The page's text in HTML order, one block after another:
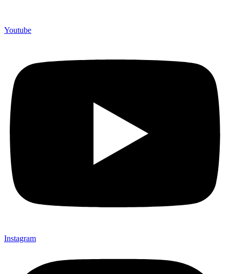
Youtube
Instagram